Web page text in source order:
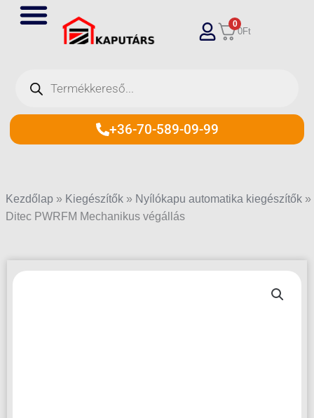
Skip
0
0Ft
+36-70-589-09-99
Kezdőlap » Kiegészítők » Nyílókapu automatika kiegészítők »
Ditec PWRFM Mechanikus végállás